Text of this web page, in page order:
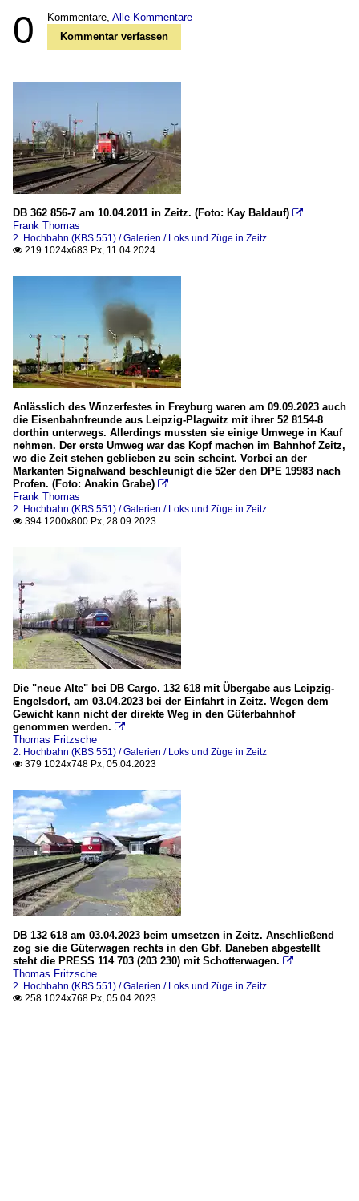
0 Kommentare, Alle Kommentare
Kommentar verfassen
DB 362 856-7 am 10.04.2011 in Zeitz. (Foto: Kay Baldauf) 
Frank Thomas
2. Hochbahn (KBS 551) / Galerien / Loks und Züge in Zeitz
 219 1024x683 Px, 11.04.2024
Anlässlich des Winzerfestes in Freyburg waren am 09.09.2023 auch
die Eisenbahnfreunde aus Leipzig-Plagwitz mit ihrer 52 8154-8
dorthin unterwegs. Allerdings mussten sie einige Umwege in Kauf
nehmen. Der erste Umweg war das Kopf machen im Bahnhof Zeitz,
wo die Zeit stehen geblieben zu sein scheint. Vorbei an der
Markanten Signalwand beschleunigt die 52er den DPE 19983 nach
Profen. (Foto: Anakin Grabe) 
Frank Thomas
2. Hochbahn (KBS 551) / Galerien / Loks und Züge in Zeitz
 394 1200x800 Px, 28.09.2023
Die "neue Alte" bei DB Cargo. 132 618 mit Übergabe aus Leipzig-
Engelsdorf, am 03.04.2023 bei der Einfahrt in Zeitz. Wegen dem
Gewicht kann nicht der direkte Weg in den Güterbahnhof
genommen werden. 
Thomas Fritzsche
2. Hochbahn (KBS 551) / Galerien / Loks und Züge in Zeitz
 379 1024x748 Px, 05.04.2023
DB 132 618 am 03.04.2023 beim umsetzen in Zeitz. Anschließend
zog sie die Güterwagen rechts in den Gbf. Daneben abgestellt
steht die PRESS 114 703 (203 230) mit Schotterwagen. 
Thomas Fritzsche
2. Hochbahn (KBS 551) / Galerien / Loks und Züge in Zeitz
 258 1024x768 Px, 05.04.2023